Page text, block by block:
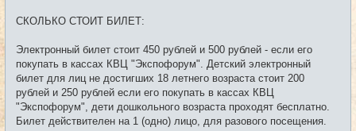
СКОЛЬКО СТОИТ БИЛЕТ:
Электронный билет стоит 450 рублей и 500 рублей - если его
покупать в кассах КВЦ "Экспофорум". Детский электронный
билет для лиц не достигших 18 летнего возраста стоит 200
рублей и 250 рублей если его покупать в кассах КВЦ
"Экспофорум", дети дошкольного возраста проходят бесплатно.
Билет действителен на 1 (одно) лицо, для разового посещения.